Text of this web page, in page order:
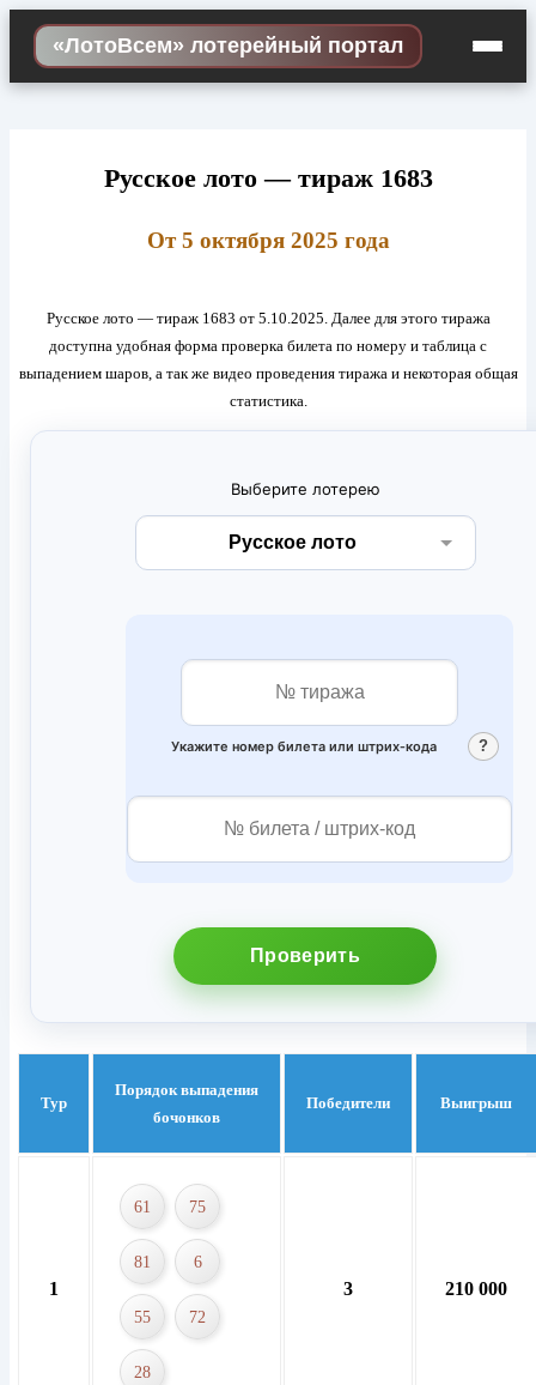
Skip
content
«ЛотоВсем» лотерейный портал
Русское лото — тираж 1683
От 5 октября 2025 года
Русское лото — тираж 1683 от 5.10.2025. Далее для этого тиража
доступна удобная форма проверка билета по номеру и таблица с
выпадением шаров, а так же видео проведения тиража и некоторая общая
статистика.
Выберите лотерею
Укажите номер билета или штрих‑кода ?
Проверить
Тур
Порядок выпадения
бочонков
Победители Выигрыш
1
61 75
81 6
55 72
28
3 210 000